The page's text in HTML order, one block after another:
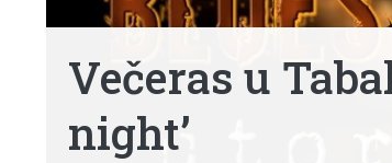
Večeras u
night’